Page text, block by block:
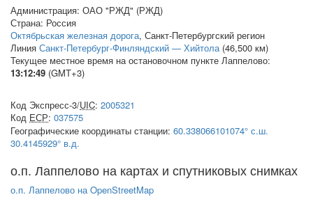
Администрация: ОАО "РЖД" (РЖД)
Страна: Россия
Октябрьская железная дорога, Санкт-Петербургский регион
Линия Санкт-Петербург-Финляндский — Хийтола(46,500 км)
Текущее местное время на остановочном пункте Лаппелово:
13:12:49 (GMT+3)
Код Экспресс-3/UIC: 2005321
Код ЕСР: 037575
Географические координаты станции: 60.338066101074° с.ш.
30.4145929° в.д.
о.п. Лаппелово на картах и спутниковых снимках
о.п. Лаппелово на OpenStreetMap